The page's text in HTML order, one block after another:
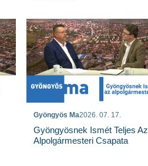
Gyöngyös Ma2026. 07. 17.
Gyöngyösnek Ismét Teljes Az
Alpolgármesteri Csapata